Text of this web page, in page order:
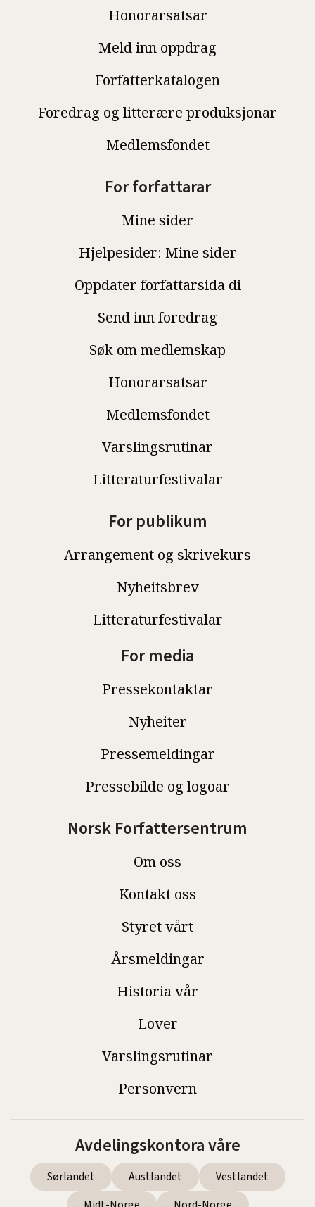
Honorarsatsar
Meld inn oppdrag
Forfatterkatalogen
Foredrag og litterære produksjonar
Medlemsfondet
For forfattarar
Mine sider
Hjelpesider: Mine sider
Oppdater forfattarsida di
Send inn foredrag
Søk om medlemskap
Honorarsatsar
Medlemsfondet
Varslingsrutinar
Litteraturfestivalar
For publikum
Arrangement og skrivekurs
Nyheitsbrev
Litteraturfestivalar
For media
Pressekontaktar
Nyheiter
Pressemeldingar
Pressebilde og logoar
Norsk Forfattersentrum
Om oss
Kontakt oss
Styret vårt
Årsmeldingar
Historia vår
Lover
Varslingsrutinar
Personvern
Avdelingskontora våre
Sørlandet Austlandet
Vestlandet